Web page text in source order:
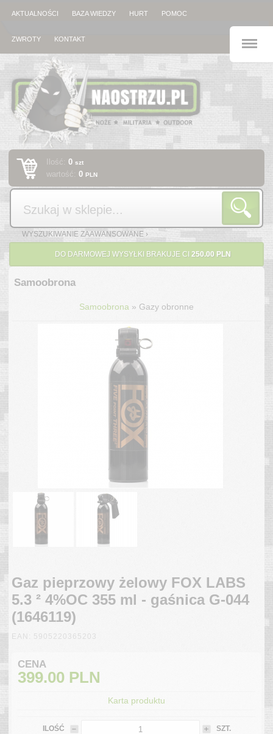
AKTUALNOŚCI BAZA WIEDZY HURT POMOC
ZWROTY KONTAKT
Ilość:0szt
wartość:0PLN
Szukaj
WYSZUKIWANIE ZAAWANSOWANE ›
DO DARMOWEJ WYSYŁKI BRAKUJE CI 250.00 PLN
Samoobrona
Samoobrona » Gazy obronne
Gaz pieprzowy żelowy FOX LABS
5.3 ² 4%OC 355 ml - gaśnica G-044
(1646119)
EAN: 5905220365203
CENA
399.00 PLN
Karta produktu
ILOŚĆ SZT.